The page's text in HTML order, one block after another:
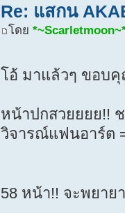
Re: แสกน
โดย
โอ้ มาแล้วๆ ขอบ
หน้าปกสวยยยย!!
วิจารณ์แฟนอาร์ต
58 หน้า!! จะพยา